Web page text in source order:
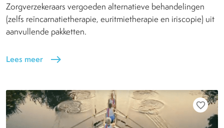
Zorgverzekeraars vergoeden alternatieve behandelingen
(zelfs reïncarnatietherapie, euritmietherapie en iriscopie) uit
aanvullende pakketten.
Lees meer east
favorite_border